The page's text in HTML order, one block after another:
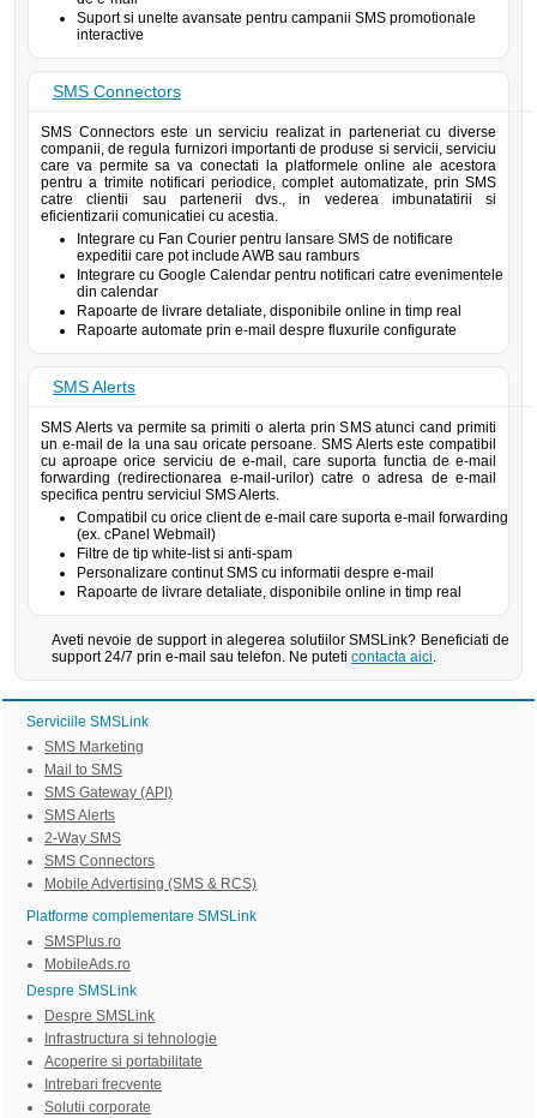
Suport si unelte avansate pentru campanii SMS promotionale
interactive
SMS Connectors
SMS Connectors este un serviciu realizat in parteneriat cu diverse
companii, de regula furnizori importanti de produse si servicii, serviciu
care va permite sa va conectati la platformele online ale acestora
pentru a trimite notificari periodice, complet automatizate, prin SMS
catre clientii sau partenerii dvs., in vederea imbunatatirii si
eficientizarii comunicatiei cu acestia.
Integrare cu Fan Courier pentru lansare SMS de notificare
expeditii care pot include AWB sau ramburs
Integrare cu Google Calendar pentru notificari catre evenimentele
din calendar
Rapoarte de livrare detaliate, disponibile online in timp real
Rapoarte automate prin e-mail despre fluxurile configurate
SMS Alerts
SMS Alerts va permite sa primiti o alerta prin SMS atunci cand primiti
un e-mail de la una sau oricate persoane. SMS Alerts este compatibil
cu aproape orice serviciu de e-mail, care suporta functia de e-mail
forwarding (redirectionarea e-mail-urilor) catre o adresa de e-mail
specifica pentru serviciul SMS Alerts.
Compatibil cu orice client de e-mail care suporta e-mail forwarding
(ex. cPanel Webmail)
Filtre de tip white-list si anti-spam
Personalizare continut SMS cu informatii despre e-mail
Rapoarte de livrare detaliate, disponibile online in timp real
Aveti nevoie de support in alegerea solutiilor SMSLink? Beneficiati de
support 24/7 prin e-mail sau telefon. Ne puteti contacta aici.
Serviciile SMSLink
SMS Marketing
Mail to SMS
SMS Gateway (API)
SMS Alerts
2-Way SMS
SMS Connectors
Mobile Advertising (SMS & RCS)
Platforme complementare SMSLink
SMSPlus.ro
MobileAds.ro
Despre SMSLink
Despre SMSLink
Infrastructura si tehnologie
Acoperire si portabilitate
Intrebari frecvente
Solutii corporate